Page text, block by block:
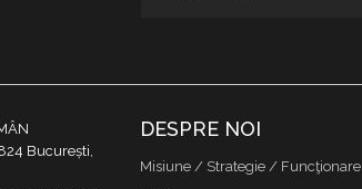
București,
DESPRE NOI
Misiune / Strategie / Funcţionare